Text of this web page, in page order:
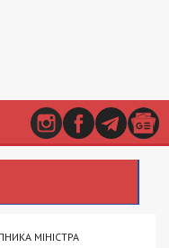
МІНІСТРА